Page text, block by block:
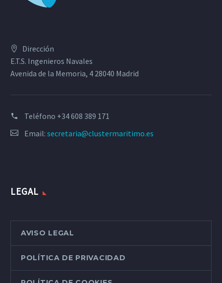
Dirección
E.T.S. Ingenieros Navales
Avenida de la Memoria, 4 28040 Madrid
Teléfono +34 608 389 171
Email: secretaria@clustermaritimo.es
LEGAL
AVISO LEGAL
POLÍTICA DE PRIVACIDAD